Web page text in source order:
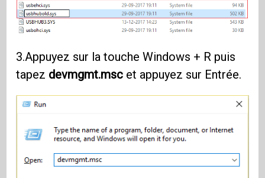
3.Appuyez sur la touche Windows + R puis
tapez devmgmt.msc et appuyez sur Entrée.